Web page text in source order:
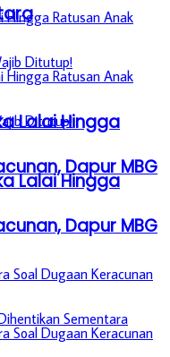
Lalai Hingga
Dapur MBG
Lalai Hingga
Dapur MBG